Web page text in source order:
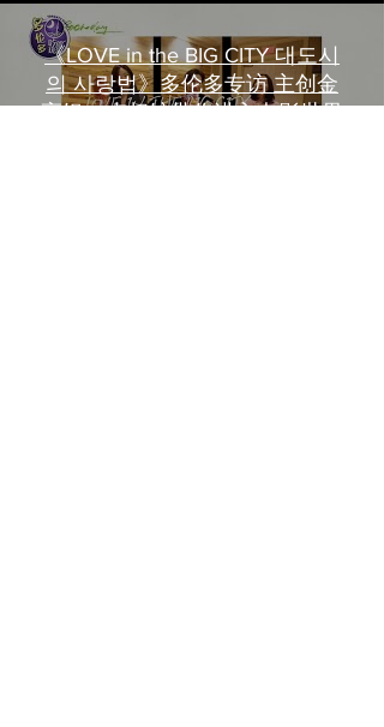
《LOVE in the BIG CITY 대도시
의 사랑법》多伦多专访 主创金
高银、卢相铉带你进入电影世界